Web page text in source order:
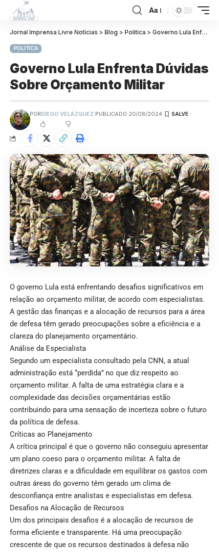
Aa
Jornal Imprensa Livre Notícias > Blog > Politica > Governo Lula Enfrenta Dúvidas Sobre Orçamento Militar
POLITICA
Governo Lula Enfrenta Dúvidas
Sobre Orçamento Militar
PORDIEGO VELÁZQUEZ PUBLICADO 20/08/2024
O governo Lula está enfrentando desafios significativos em
relação ao orçamento militar, de acordo com especialistas.
A gestão das finanças e a alocação de recursos para a área
de defesa têm gerado preocupações sobre a eficiência e a
clareza do planejamento orçamentário.
Análise da Especialista
Segundo um especialista consultado pela CNN, a atual
administração está “perdida” no que diz respeito ao
orçamento militar. A falta de uma estratégia clara e a
complexidade das decisões orçamentárias estão
contribuindo para uma sensação de incerteza sobre o futuro
da política de defesa.
Críticas ao Planejamento
A crítica principal é que o governo não conseguiu apresentar
um plano coeso para o orçamento militar. A falta de
diretrizes claras e a dificuldade em equilibrar os gastos com
outras áreas do governo têm gerado um clima de
desconfiança entre analistas e especialistas em defesa.
Desafios na Alocação de Recursos
Um dos principais desafios é a alocação de recursos de
forma eficiente e transparente. Há uma preocupação
crescente de que os recursos destinados à defesa não